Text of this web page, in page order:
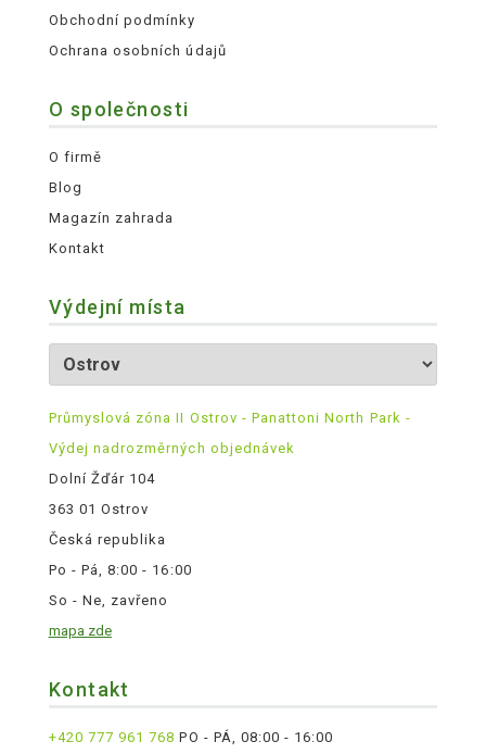
Obchodní podmínky
Ochrana osobních údajů
O společnosti
O firmě
Blog
Magazín zahrada
Kontakt
Výdejní místa
Průmyslová zóna II Ostrov - Panattoni North Park -
Výdej nadrozměrných objednávek
Dolní Žďár 104
363 01 Ostrov
Česká republika
Po - Pá, 8:00 - 16:00
So - Ne, zavřeno
mapa zde
Kontakt
+420 777 961 768 PO - PÁ, 08:00 - 16:00